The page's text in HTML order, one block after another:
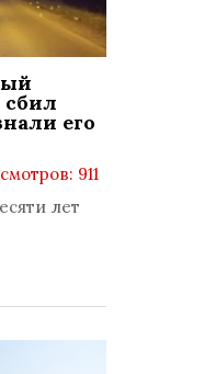
сбил
его
911
лет